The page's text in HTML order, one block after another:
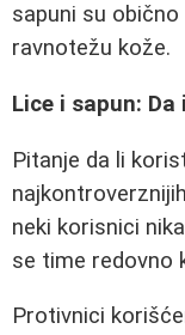
sapuni su
ravnotežu kože.
Lice i sapun: Da
Pitanje da li
neki korisnici
se time redovno
Protivnici